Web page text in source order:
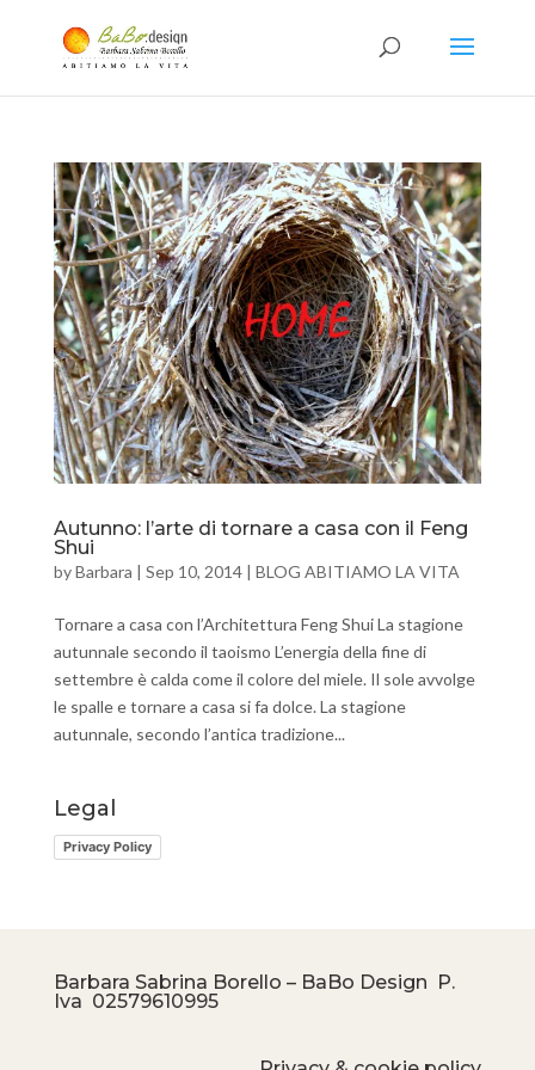
Autunno: l’arte di tornare a casa con il Feng
Shui
byBarbara | Sep 10, 2014| BLOG ABITIAMO LA VITA
Tornare a casa con l’Architettura Feng Shui La stagione
autunnale secondo il taoismo L’energia della fine di
settembre è calda come il colore del miele. Il sole avvolge
le spalle e tornare a casa si fa dolce. La stagione
autunnale, secondo l’antica tradizione...
Legal
Privacy Policy
Barbara Sabrina Borello – BaBo Design P.
Iva 02579610995